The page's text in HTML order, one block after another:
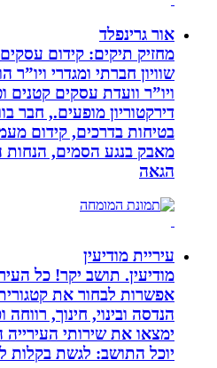
אור גרינפלד
מחזיק תיקים: קידום עסקים
שוויון חברתי ומגדרי ויו”ר
ויו”ר וועדת עסקים קטנים
דירקטוריון מופעים., חבר
בטיחות בדרכים, קידום
מאבק בנגע הסמים, הנחות
הגאה
עיריית מודיעין
מודיעין. תושב יקר! כל העיר
אפשרות לבחור את קטגורית
הנדסה ובינוי, חינוך, רווחה
ימצאו את שירותי העירייה
יוכל התושב: לגשת בקלות